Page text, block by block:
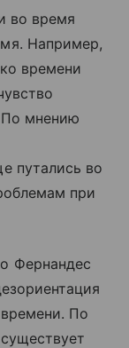
во время
Например,
времени
По мнению
путались во
при
Фернандес
времени. По